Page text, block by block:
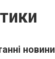
новини